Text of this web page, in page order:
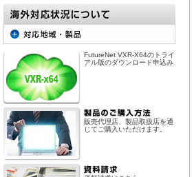
FutureNet VXR-X64のトライ
アル版のダウンロード申込み
販売代理店、製品取扱店を通
じてご購入いただけます。